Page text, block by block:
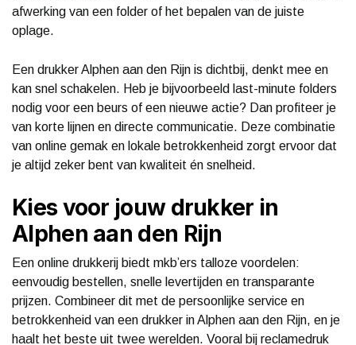
afwerking van een folder of het bepalen van de juiste
oplage.
Een drukker Alphen aan den Rijn is dichtbij, denkt mee en
kan snel schakelen. Heb je bijvoorbeeld last-minute folders
nodig voor een beurs of een nieuwe actie? Dan profiteer je
van korte lijnen en directe communicatie. Deze combinatie
van online gemak en lokale betrokkenheid zorgt ervoor dat
je altijd zeker bent van kwaliteit én snelheid.
Kies voor jouw drukker in
Alphen aan den Rijn
Een online drukkerij biedt mkb’ers talloze voordelen:
eenvoudig bestellen, snelle levertijden en transparante
prijzen. Combineer dit met de persoonlijke service en
betrokkenheid van een drukker in Alphen aan den Rijn, en je
haalt het beste uit twee werelden. Vooral bij reclamedruk